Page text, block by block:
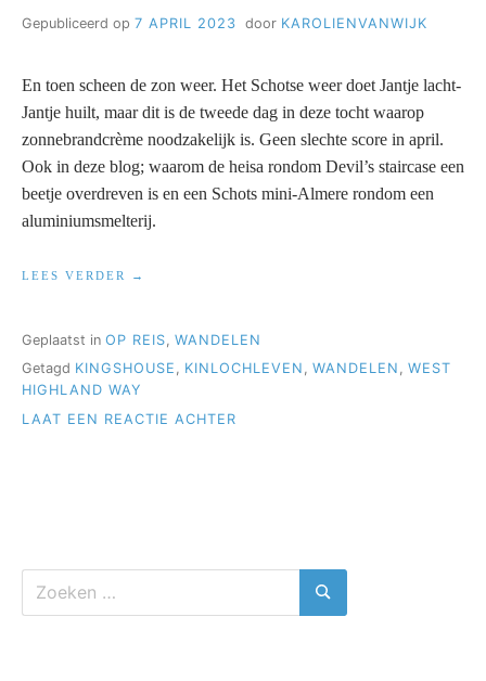
Gepubliceerd op 7 APRIL 2023 door KAROLIENVANWIJK
En toen scheen de zon weer. Het Schotse weer doet Jantje lacht-
Jantje huilt, maar dit is de tweede dag in deze tocht waarop
zonnebrandcrème noodzakelijk is. Geen slechte score in april.
Ook in deze blog; waarom de heisa rondom Devil’s staircase een
beetje overdreven is en een Schots mini-Almere rondom een
aluminiumsmelterij.
LEES VERDER
“WEST
KINGSHOUSE
NAAR
KINLOCHLEVEN”
Geplaatst in OP REIS WANDELEN
Getagd KINGSHOUSE , KINLOCHLEVEN , WANDELEN , WEST
HIGHLAND WAY
LAAT EEN REACTIE ACHTER
KINLOCHLEVEN
Zoeken
Zoeken